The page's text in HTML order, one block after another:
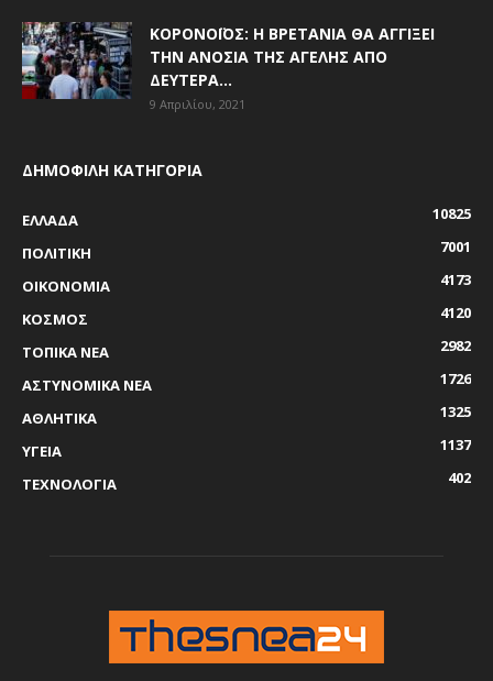
ΚΟΡΟΝΟΪΌΣ: Η ΒΡΕΤΑΝΊΑ ΘΑ ΑΓΓΊΞΕΙ
ΤΗΝ ΑΝΟΣΊΑ ΤΗΣ ΑΓΈΛΗΣ ΑΠΌ
ΔΕΥΤΈΡΑ...
9 Απριλίου, 2021
ΔΗΜΟΦΙΛΗ ΚΑΤΗΓΟΡΙΑ
ΕΛΛΑΔΑ
10825
ΠΟΛΙΤΙΚΗ
7001
ΟΙΚΟΝΟΜΙΑ
4173
ΚΟΣΜΟΣ
4120
ΤΟΠΙΚΑ ΝΕΑ
2982
ΑΣΤΥΝΟΜΙΚΑ ΝΕΑ
1726
ΑΘΛΗΤΙΚΑ
1325
ΥΓΕΙΑ
1137
ΤΕΧΝΟΛΟΓΙΑ
402